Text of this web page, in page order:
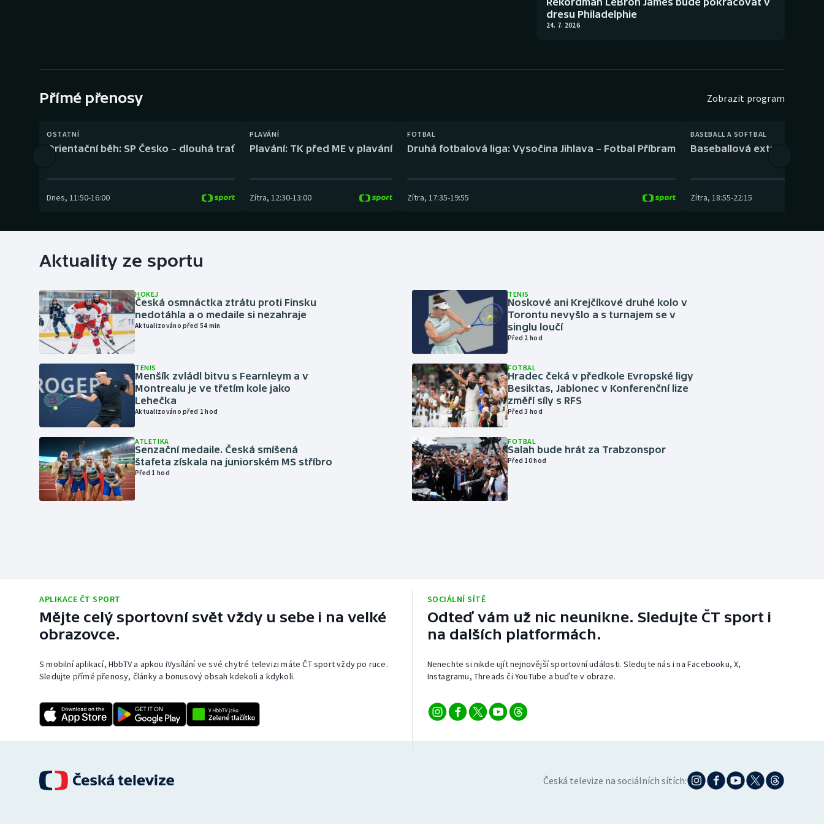
Gymnastika Plážový volejbal
dresu Philadelphie
24. 7. 2026
Přímé přenosy Zobrazit program
OSTATNÍ
Orientační běh: SP Česko – dlouhá trať
Dnes, 11:50-16:00
PLAVÁNÍ
Plavání: TK před ME v plavání
Zítra, 12:30-13:00
FOTBAL
Druhá fotbalová liga: Vysočina Jihlava – Fotbal Příbram
Zítra, 17:35-19:55
BASEBALL A SOFTBAL
Baseballová extraliga:
Zítra, 18:55-22:15
Aktuality ze sportu
HOKEJ
Česká osmnáctka ztrátu proti Finsku
nedotáhla a o medaile si nezahraje
Aktualizováno před 54 min
TENIS
Menšík zvládl bitvu s Fearnleym a v
Montrealu je ve třetím kole jako
Lehečka
Aktualizováno před 1 hod
ATLETIKA
Senzační medaile. Česká smíšená
štafeta získala na juniorském MS stříbro
Před 1 hod
TENIS
Noskové ani Krejčíkové druhé kolo v
Torontu nevyšlo a s turnajem se v
singlu loučí
Před 2 hod
FOTBAL
Hradec čeká v předkole Evropské ligy
Besiktas, Jablonec v Konferenční lize
změří síly s RFS
Před 3 hod
FOTBAL
Salah bude hrát za Trabzonspor
Před 10 hod
APLIKACE ČT SPORT
Mějte celý sportovní svět vždy u sebe i na velké
obrazovce.
S mobilní aplikací, HbbTV a apkou iVysílání ve své chytré televizi máte ČT sport vždy po ruce.
Sledujte přímé přenosy, články a bonusový obsah kdekoli a kdykoli.
SOCIÁLNÍ SÍTĚ
Odteď vám už nic neunikne. Sledujte ČT sport i
na dalších platformách.
Nenechte si nikde ujít nejnovější sportovní události. Sledujte nás i na Facebooku, X,
Instagramu, Threads či YouTube a buďte v obraze.
Česká televize na sociálních sítích: